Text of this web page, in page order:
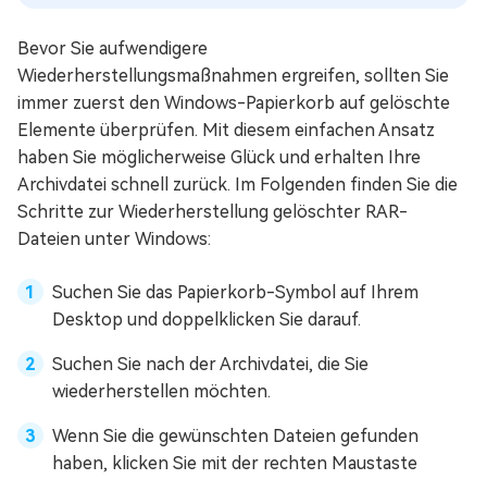
Bevor Sie aufwendigere
Wiederherstellungsmaßnahmen ergreifen, sollten Sie
immer zuerst den Windows-Papierkorb auf gelöschte
Elemente überprüfen. Mit diesem einfachen Ansatz
haben Sie möglicherweise Glück und erhalten Ihre
Archivdatei schnell zurück. Im Folgenden finden Sie die
Schritte zur Wiederherstellung gelöschter RAR-
Dateien unter Windows:
Suchen Sie das Papierkorb-Symbol auf Ihrem
Desktop und doppelklicken Sie darauf.
Suchen Sie nach der Archivdatei, die Sie
wiederherstellen möchten.
Wenn Sie die gewünschten Dateien gefunden
haben, klicken Sie mit der rechten Maustaste